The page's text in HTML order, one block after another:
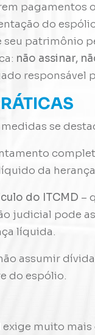
pagamentos
do
patrimônio
não assinar,
responsável
se
da
do ITCMD –
judicial pode
líquida.
assumir
do espólio.
muito